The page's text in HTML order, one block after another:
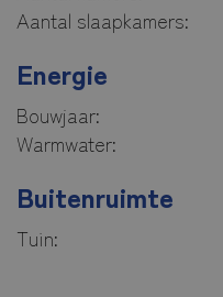
Aantal slaapkamers:
Energie
Bouwjaar:
Warmwater:
Buitenruimte
Tuin: